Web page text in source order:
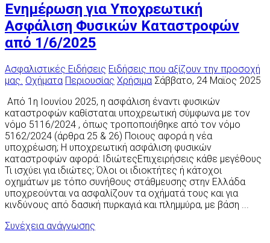
Ενημέρωση για Υποχρεωτική
Ασφάλιση Φυσικών Καταστροφών
από 1/6/2025
Ασφαλιστικές Ειδήσεις Ειδήσεις που αξίζουν την προσοχή
μας. Οχήματα Περιουσίας Χρήσιμα Σάββατο, 24 Μαϊος 2025
Από 1η Ιουνίου 2025, η ασφάλιση έναντι φυσικών
καταστροφών καθίσταται υποχρεωτική σύμφωνα με τον
νόμο 5116/2024 , όπως τροποποιήθηκε από τον νόμο
5162/2024 (άρθρα 25 & 26) Ποιους αφορά η νέα
υποχρέωση; Η υποχρεωτική ασφάλιση φυσικών
καταστροφών αφορά: ΙδιώτεςΕπιχειρήσεις κάθε μεγέθους
Τι ισχύει για ιδιώτες; Όλοι οι ιδιοκτήτες ή κάτοχοι
οχημάτων με τόπο συνήθους στάθμευσης στην Ελλάδα
υποχρεούνται να ασφαλίζουν τα οχήματά τους και για
κινδύνους από δασική πυρκαγιά και πλημμύρα, με βάση ...
Συνέχεια ανάγνωσης